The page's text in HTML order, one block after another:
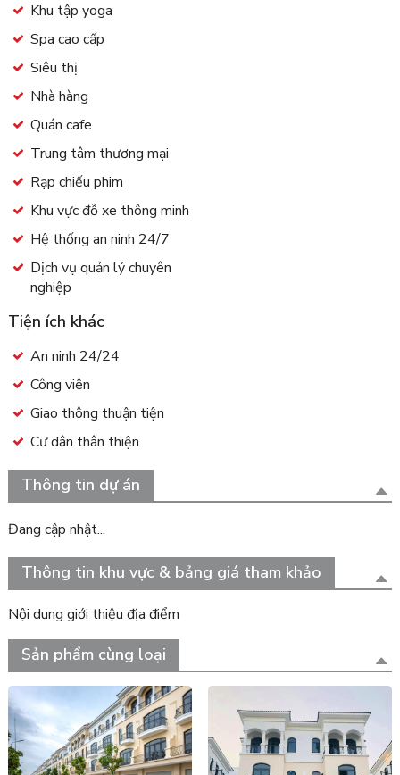
Khu tập yoga
Spa cao cấp
Siêu thị
Nhà hàng
Quán cafe
Trung tâm thương mại
Rạp chiếu phim
Khu vực đỗ xe thông minh
Hệ thống an ninh 24/7
Dịch vụ quản lý chuyên
nghiệp
Tiện ích khác
An ninh 24/24
Công viên
Giao thông thuận tiện
Cư dân thân thiện
Thông tin dự án
Đang cập nhật...
Thông tin khu vực & bảng giá tham khảo
Nội dung giới thiệu địa điểm
Sản phẩm cùng loại